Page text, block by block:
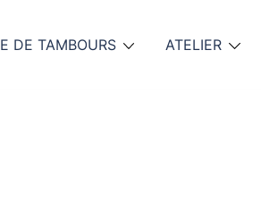
DE TAMBOURS ATELIER